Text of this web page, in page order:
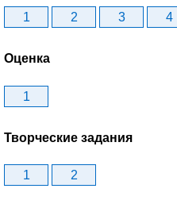
1 2 3 4
Оценка
1
Творческие задания
1 2